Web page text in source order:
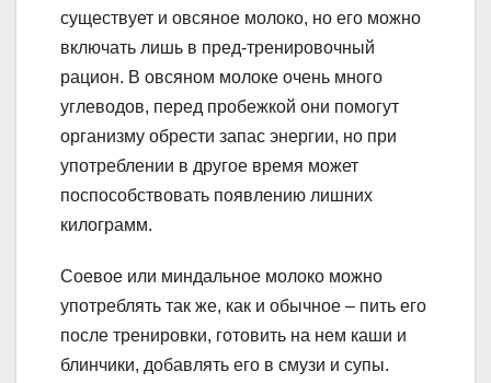
существует и овсяное молоко, но его можно
включать лишь в пред-тренировочный
рацион. В овсяном молоке очень много
углеводов, перед пробежкой они помогут
организму обрести запас энергии, но при
употреблении в другое время может
поспособствовать появлению лишних
килограмм.
Соевое или миндальное молоко можно
употреблять так же, как и обычное – пить его
после тренировки, готовить на нем каши и
блинчики, добавлять его в смузи и супы.